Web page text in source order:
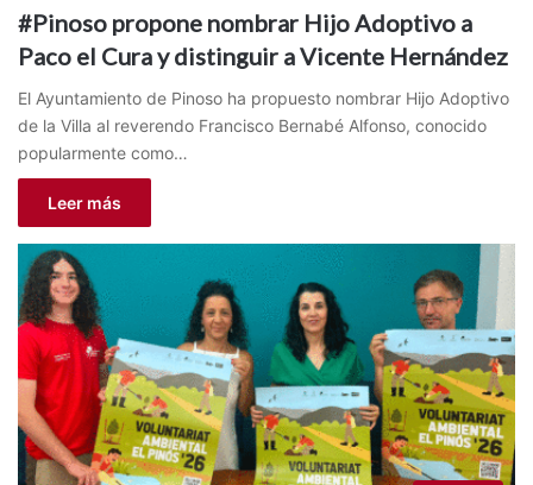
#Pinoso propone nombrar Hijo Adoptivo a
Paco el Cura y distinguir a Vicente Hernández
El Ayuntamiento de Pinoso ha propuesto nombrar Hijo Adoptivo
de la Villa al reverendo Francisco Bernabé Alfonso, conocido
popularmente como…
Leer más